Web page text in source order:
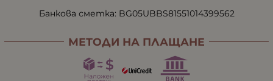
Банкова сметка: BG05UBBS81551014399562
МЕТОДИ НА ПЛАЩАНЕ